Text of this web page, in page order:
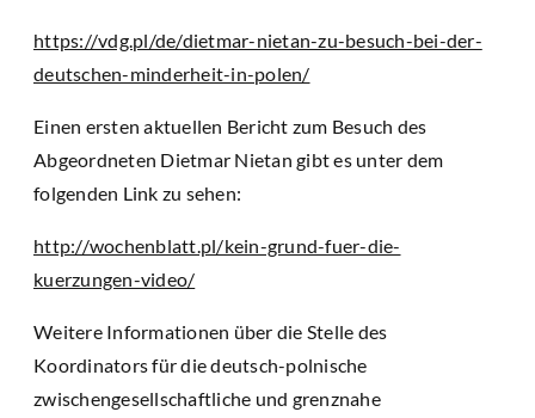
https://vdg.pl/de/dietmar-nietan-zu-besuch-bei-der-
deutschen-minderheit-in-polen/
Einen ersten aktuellen Bericht zum Besuch des
Abgeordneten Dietmar Nietan gibt es unter dem
folgenden Link zu sehen:
http://wochenblatt.pl/kein-grund-fuer-die-
kuerzungen-video/
Weitere Informationen über die Stelle des
Koordinators für die deutsch-polnische
zwischengesellschaftliche und grenznahe